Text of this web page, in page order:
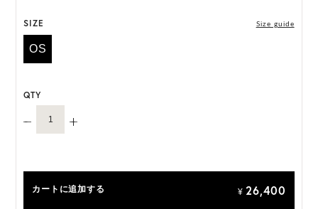
SIZE Size guide
OS
QTY
カートに追加する ¥ 26,400